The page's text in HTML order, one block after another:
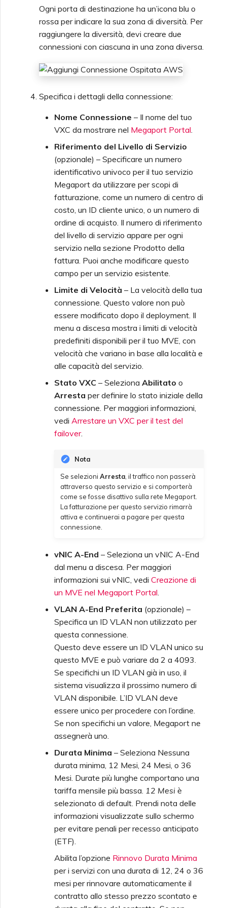
Portal
Nutanix Direct Connect
Oracle Cloud Infrastructure
OVHcloud
VMware Cloud
Connessioni MCR
SAP HANA Enterprise
Peering MCR tra Cloud
Cessazione di un MCR
Palo Alto Networks
Versa SD-WAN
VMware SD-WAN
Monitoraggio di
Manutenzioni e Interruzioni
Blocco dei Servizi
Lettera di Autorizzazione
Fatturazione MVE
Megaport Internet e IX
Onboarding del Cliente
Creazione di una
Connessione Megaport
Creazione di un MCR VXC
tramite l'API
Creazione di un VXC verso
Azure da MCR
AWS da MVE
Creazione di un VXC verso
Azure da MVE
Creazione di un VXC verso
Google da MVE
Modifica della
Configurazione di un IX
Spostamento di un VXC e
Spegnimento di un VXC e
Monitoraggio dello Stato
Configurazione di
OpenMetrics per il
Gestione degli Utenti
Test nell’Ambiente di
del Cliente
Autenticazione Portale
Domande Frequenti sulla
Deprecazione del Token X-
Domande Frequenti sulla
Deprecazione API
Funzionalità SSO e
Istruzioni per l'Uso
Domande Frequenti SSO
Prossimi Passi nella
Risoluzione dei Problemi
Fornire Informazioni di
Debug per un Supporto Più
Ogni porta di destinazione ha un’icona blu o
rossa per indicare la sua zona di diversità. Per
raggiungere la diversità, devi creare due
connessioni con ciascuna in una zona diversa.
Specifica i dettagli della connessione:
Nome Connessione – Il nome del tuo
VXC da mostrare nel Megaport Portal
Riferimento del Livello di Servizio
(opzionale) – Specificare un numero
identificativo univoco per il tuo servizio
Megaport da utilizzare per scopi di
fatturazione, come un numero di centro di
costo, un ID cliente unico, o un numero di
ordine di acquisto. Il numero di riferimento
del livello di servizio appare per ogni
servizio nella sezione Prodotto della
fattura. Puoi anche modificare questo
campo per un servizio esistente.
Limite di Velocità – La velocità della tua
connessione. Questo valore non può
essere modificato dopo il deployment. Il
menu a discesa mostra i limiti di velocità
predefiniti disponibili per il tuo MVE, con
velocità che variano in base alla località e
alle capacità del servizio.
Stato VXC – Seleziona Abilitato o
Arresta per definire lo stato iniziale della
connessione. Per maggiori informazioni,
vedi Arrestare un VXC per il test del
failover.
Nota
Se selezioni Arresta , il traffico non passerà
attraverso questo servizio e si comporterà
come se fosse disattivo sulla rete Megaport.
La fatturazione per questo servizio rimarrà
attiva e continuerai a pagare per questa
connessione.
vNIC A-End – Seleziona un vNIC A-End
dal menu a discesa. Per maggiori
informazioni sui vNIC, vedi Creazione di
un MVE nel Megaport Portal.
VLAN A-End Preferita (opzionale) –
Specifica un ID VLAN non utilizzato per
questa connessione.
Questo deve essere un ID VLAN unico su
questo MVE e può variare da 2 a 4093.
Se specifichi un ID VLAN già in uso, il
sistema visualizza il prossimo numero di
VLAN disponibile. L’ID VLAN deve
essere unico per procedere con l’ordine.
Se non specifichi un valore, Megaport ne
assegnerà uno.
Durata Minima – Seleziona Nessuna
durata minima, 12 Mesi, 24 Mesi, o 36
Mesi. Durate più lunghe comportano una
tariffa mensile più bassa. 12 Mesi è
selezionato di default. Prendi nota delle
informazioni visualizzate sullo schermo
per evitare penali per recesso anticipato
(ETF).
Abilita l’opzione Rinnovo Durata Minima
per i servizi con una durata di 12, 24 o 36
mesi per rinnovare automaticamente il
contratto allo stesso prezzo scontato e